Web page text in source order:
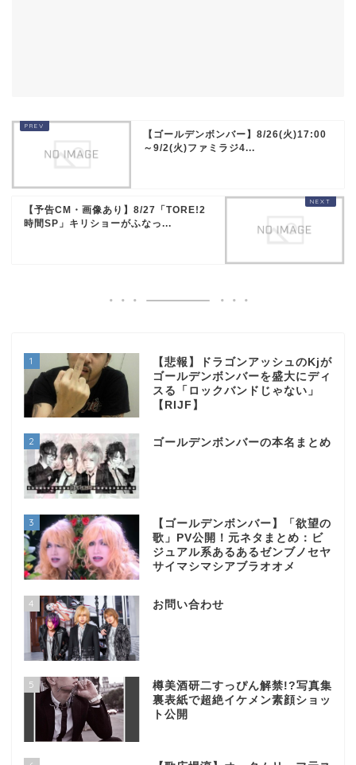
【ゴールデンボンバー】8/26(火)17:00
～9/2(火)ファミラジ4...
【予告CM・画像あり】8/27「TORE!2
時間SP」キリショーがふなっ...
1
【悲報】ドラゴンアッシュのKjが
ゴールデンボンバーを盛大にディ
スる「ロックバンドじゃない」
【RIJF】
2 ゴールデンボンバーの本名まとめ
3
【ゴールデンボンバー】「欲望の
歌」PV公開！元ネタまとめ：ビ
ジュアル系あるあるゼンブノセヤ
サイマシマシアブラオオメ
4 お問い合わせ
5
樽美酒研二すっぴん解禁!?写真集
裏表紙で超絶イケメン素顔ショッ
ト公開